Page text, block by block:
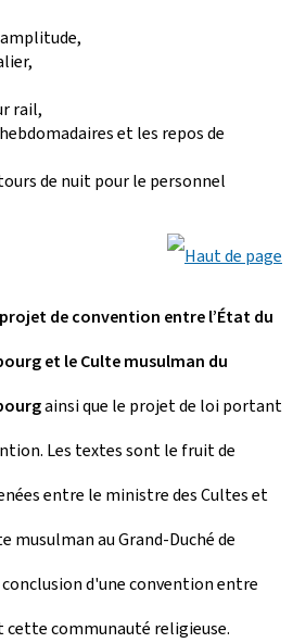
rail,
et les repos de
de nuit pour le personnel
projet de convention entre l’État du
et le Culte musulman du
ainsi que le projet de loi portant
Les textes sont le fruit de
entre le ministre des Cultes et
musulman au Grand-Duché de
conclusion d'une convention entre
communauté religieuse.